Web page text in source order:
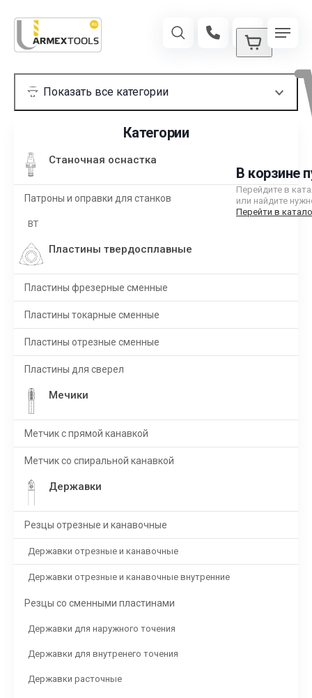
В корзине
Перейдите в
или найдите
Перейти в
Категории
Станочная оснастка
Патроны и оправки для станков
BT
Пластины твердосплавные
Пластины фрезерные сменные
Пластины токарные сменные
Пластины отрезные сменные
Пластины для сверел
Мечики
Метчик с прямой канавкой
Метчик со спиральной канавкой
Державки
Резцы отрезные и канавочные
Державки отрезные и канавочные
Державки отрезные и канавочные внутренние
Резцы со сменными пластинами
Державки для наружного точения
Державки для внутренего точения
Державки расточные